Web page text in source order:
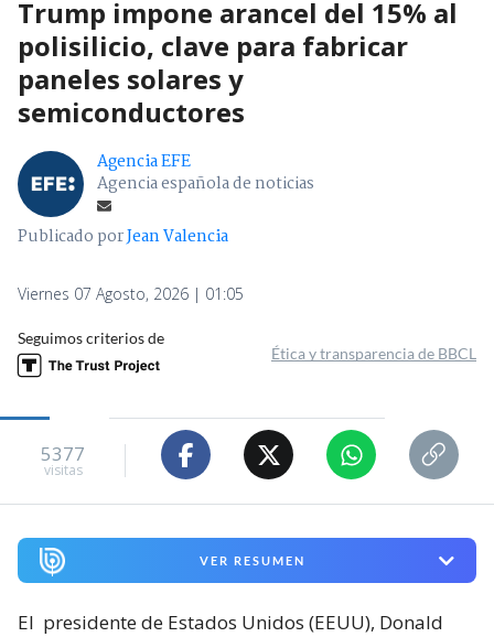
Trump impone arancel del 15% al
polisilicio, clave para fabricar
paneles solares y
semiconductores
Agencia EFE
Agencia española de noticias
Publicado porJean Valencia
Viernes 07 Agosto, 2026 | 01:05
Seguimos criterios de
Ética y transparencia de BBCL
5377
visitas
VER RESUMEN
El presidente de Estados Unidos (EEUU), Donald